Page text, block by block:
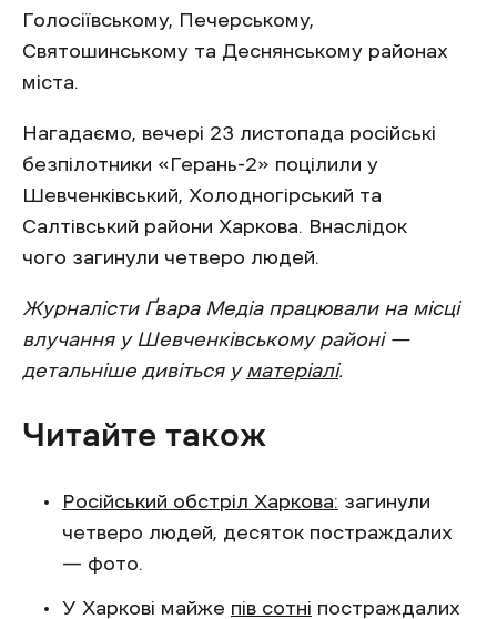
Голосіївському, Печерському,
Святошинському та Деснянському районах
міста.
Нагадаємо, вечері 23 листопада російські
безпілотники «Герань-2» поцілили у
Шевченківський, Холодногірський та
Салтівський райони Харкова. Внаслідок
чого загинули четверо людей.
Журналісти Ґвара Медіа працювали на місці
влучання у Шевченківському районі —
детальніше дивіться у матеріалі.
Читайте також
Російський обстріл Харкова: загинули
четверо людей, десяток постраждалих
— фото.
У Харкові майже пів сотні постраждалих